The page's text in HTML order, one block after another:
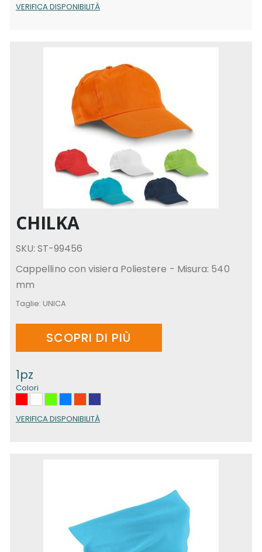
VERIFICA DISPONIBILITÀ
CHILKA
SKU: ST-99456
Cappellino con visiera Poliestere - Misura: 540
mm
Taglie: UNICA
SCOPRI DI PIÙ
1pz
Colori
VERIFICA DISPONIBILITÀ